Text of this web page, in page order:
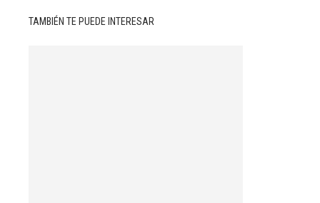
TAMBIÉN TE PUEDE INTERESAR